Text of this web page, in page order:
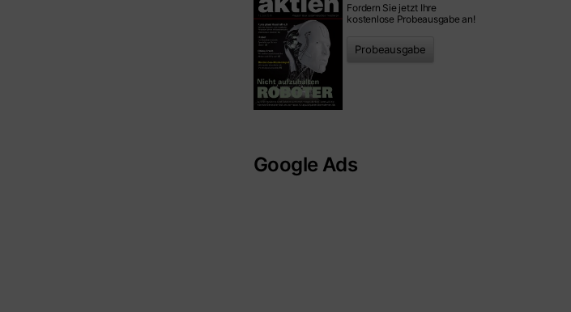
Fordern Sie jetzt Ihre
kostenlose Probeausgabe an!
Probeausgabe
Google Ads